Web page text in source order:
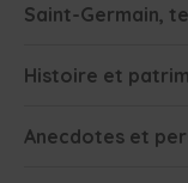
Saint-Germain,
Histoire et
Anecdotes et